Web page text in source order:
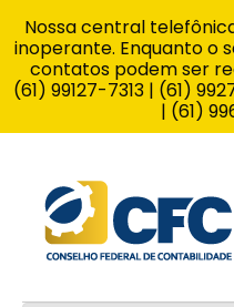
Nossa central
inoperante. Enquanto o
contatos podem ser
(61) 99127-7313 | (61)
| (61)